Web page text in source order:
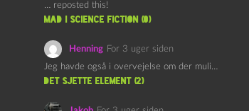
… reposted this!
mad i science fiction (0)
Henning For 3 uger siden
Jeg havde også i overvejelse om der muligvis kunne være…
det sjette element (2)